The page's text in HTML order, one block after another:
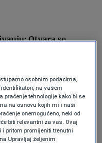
Otvara se
Svijet na ivici
osobnim podacima,
na vašem
praćenje tehnologije kako bi se
na osnovu kojih mi i naši
onemogućeno, neki od
biti relevantni za vas. Ovaj
i pritom promijeniti trenutni
Upravljaj željenim